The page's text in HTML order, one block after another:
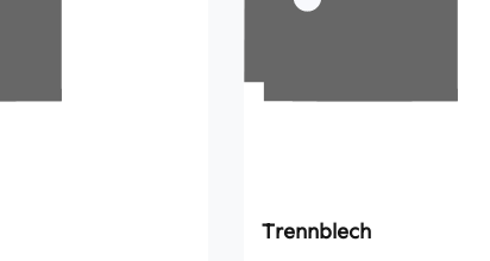
Trennblech